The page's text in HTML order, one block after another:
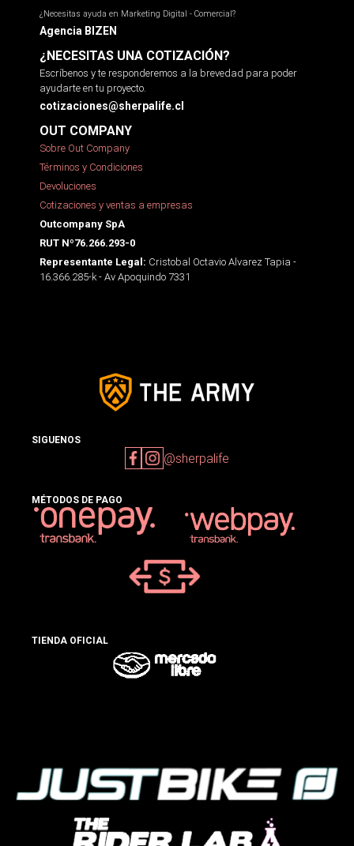
¿Necesitas ayuda en Marketing Digital - Comercial?
Agencia BIZEN
¿NECESITAS UNA COTIZACIÓN?
Escríbenos y te responderemos a la brevedad para poder
ayudarte en tu proyecto.
cotizaciones@sherpalife.cl
OUT COMPANY
Sobre Out Company
Términos y Condiciones
Devoluciones
Cotizaciones y ventas a empresas
Outcompany SpA
RUT Nº76.266.293-0
Representante Legal: Cristobal Octavio Alvarez Tapia -
16.366.285-k - Av Apoquindo 7331
SIGUENOS
@sherpalife
MÉTODOS DE PAGO
TIENDA OFICIAL